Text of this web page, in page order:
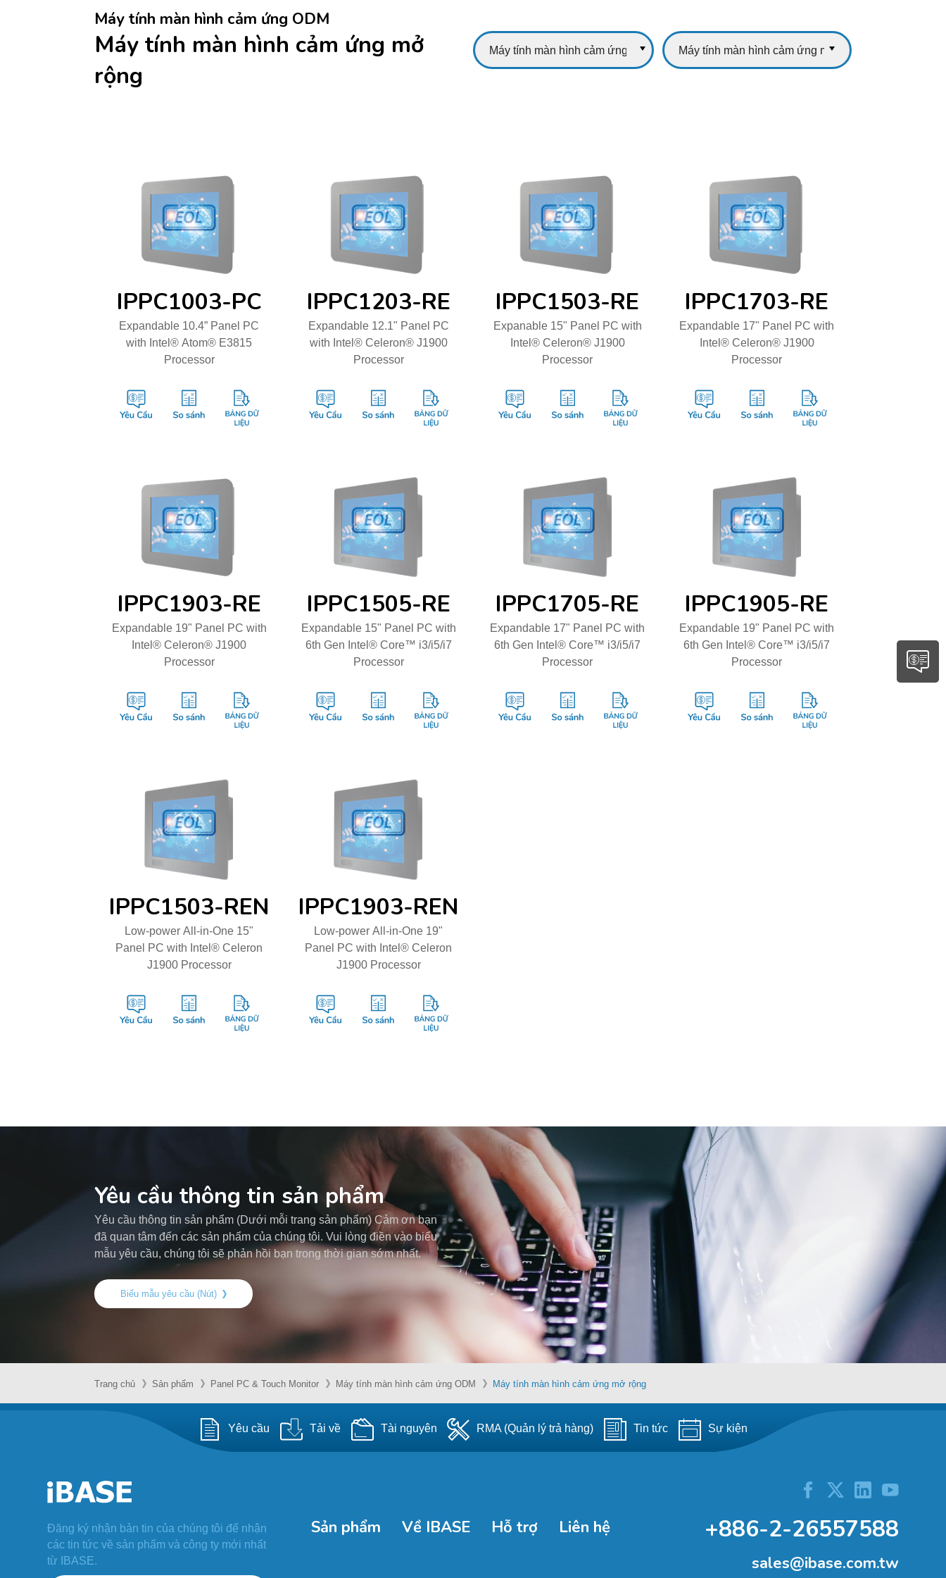
Máy tính màn hình cảm ứng ODM
Máy tính màn hình cảm ứng mở
rộng
IPPC1003-PC
Expandable 10.4” Panel PC
with Intel® Atom® E3815
Processor
IPPC1203-RE
Expandable 12.1" Panel PC
with Intel® Celeron® J1900
Processor
IPPC1503-RE
Expanable 15" Panel PC with
Intel® Celeron® J1900
Processor
IPPC1703-RE
Expandable 17" Panel PC with
Intel® Celeron® J1900
Processor
IPPC1903-RE
Expandable 19" Panel PC with
Intel® Celeron® J1900
Processor
IPPC1505-RE
Expandable 15" Panel PC with
6th Gen Intel® Core™ i3/i5/i7
Processor
IPPC1705-RE
Expandable 17" Panel PC with
6th Gen Intel® Core™ i3/i5/i7
Processor
IPPC1905-RE
Expandable 19" Panel PC with
6th Gen Intel® Core™ i3/i5/i7
Processor
IPPC1503-REN
Low-power All-in-One 15"
Panel PC with Intel® Celeron
J1900 Processor
IPPC1903-REN
Low-power All-in-One 19"
Panel PC with Intel® Celeron
J1900 Processor
Yêu cầu thông tin sản phẩm
Yêu cầu thông tin sản phẩm (Dưới mỗi trang sản phẩm) Cảm ơn bạn
đã quan tâm đến các sản phẩm của chúng tôi. Vui lòng điền vào biểu
mẫu yêu cầu, chúng tôi sẽ phản hồi bạn trong thời gian sớm nhất.
Biểu mẫu yêu cầu (Nút)
Trang chủ Sản phẩm Panel PC & Touch Monitor Máy tính màn hình cảm ứng ODM Máy tính màn hình cảm ứng mở rộng
Yêu cầu Tải về Tài nguyên RMA (Quản lý trả hàng) Tin tức Sự kiện
Đăng ký nhận bản tin của chúng tôi để nhận
các tin tức về sản phẩm và công ty mới nhất
từ IBASE.
Sản phẩm Về IBASE Hỗ trợ Liên hệ +886-2-26557588
sales@ibase.com.tw